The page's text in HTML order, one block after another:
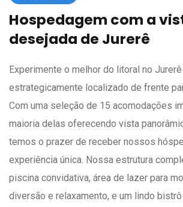
Hospedagem com a
desejada de Jurerê
Experimente o melhor do litoral no
estrategicamente localizado de frente
Com uma seleção de 15 acomodações
maioria delas oferecendo vista
temos o prazer de receber nossos
experiência única. Nossa estrutura
piscina convidativa, área de lazer para
diversão e relaxamento, e um lindo